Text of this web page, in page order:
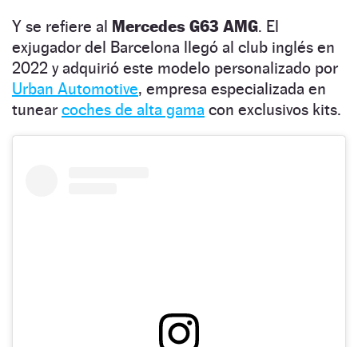
Y se refiere al Mercedes G63 AMG. El
exjugador del Barcelona llegó al club inglés en
2022 y adquirió este modelo personalizado por
Urban Automotive, empresa especializada en
tunear coches de alta gama con exclusivos kits.